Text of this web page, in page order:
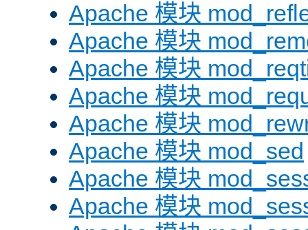
Apache 模块
Apache 模块
Apache 模块
Apache 模块
Apache 模块
Apache 模块 mod_sed
Apache 模块
Apache 模块